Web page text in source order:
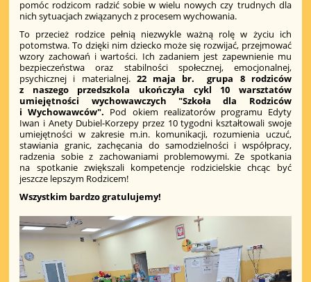
pomóc rodzicom radzić sobie w wielu nowych czy trudnych dla
nich sytuacjach związanych z procesem wychowania.
To przecież rodzice pełnią niezwykle ważną rolę w życiu ich
potomstwa. To dzięki nim dziecko może się rozwijać, przejmować
wzory zachowań i wartości. Ich zadaniem jest zapewnienie mu
bezpieczeństwa oraz stabilności społecznej, emocjonalnej,
psychicznej i materialnej. 22 maja br. grupa 8 rodziców
z naszego przedszkola ukończyła cykl 10 warsztatów
umiejętności wychowawczych "Szkoła dla Rodziców
i Wychowawców". Pod okiem realizatorów programu Edyty
Iwan i Anety Dubiel-Korzepy przez 10 tygodni kształtowali swoje
umiejętności w zakresie m.in. komunikacji, rozumienia uczuć,
stawiania granic, zachęcania do samodzielności i współpracy,
radzenia sobie z zachowaniami problemowymi. Ze spotkania
na spotkanie zwiększali kompetencje rodzicielskie chcąc być
jeszcze lepszym Rodzicem!
Wszystkim bardzo gratulujemy!